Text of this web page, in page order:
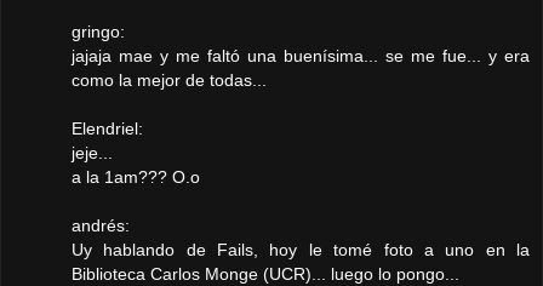
gringo:
jajaja mae y me faltó una buenísima... se me fue... y era
como la mejor de todas...
Elendriel:
jeje...
a la 1am??? O.o
andrés:
Uy hablando de Fails, hoy le tomé foto a uno en la
Biblioteca Carlos Monge (UCR)... luego lo pongo...